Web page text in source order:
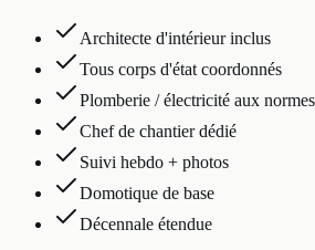
Architecte d'intérieur inclus
Tous corps d'état coordonnés
Plomberie / électricité aux normes
Chef de chantier dédié
Suivi hebdo + photos
Domotique de base
Décennale étendue